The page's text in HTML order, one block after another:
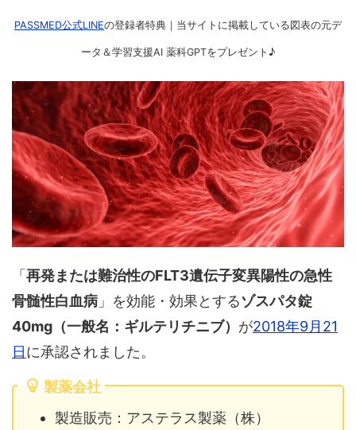
PASSMED公式LINEの登録者特典｜当サイトに掲載している図表の元デ
ータ＆学習支援AI 薬科GPTをプレゼント♪
「 再発または難治性のFLT3遺伝子変異陽性の急性
骨髄性白血病 」を効能・効果とするゾスパタ錠
40mg（一般名：ギルテリチニブ） が2018年9月21
日に承認されました。
製薬会社
製造販売：アステラス製薬（株）